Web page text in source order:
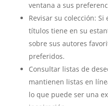
ventana a sus
Revisar su colección:
títulos tiene en su
sobre sus autores
preferidos.
Consultar listas de
mantienen listas en
lo que puede ser una